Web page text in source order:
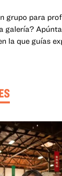
grupo para
galería?
la que guías
en las galerías